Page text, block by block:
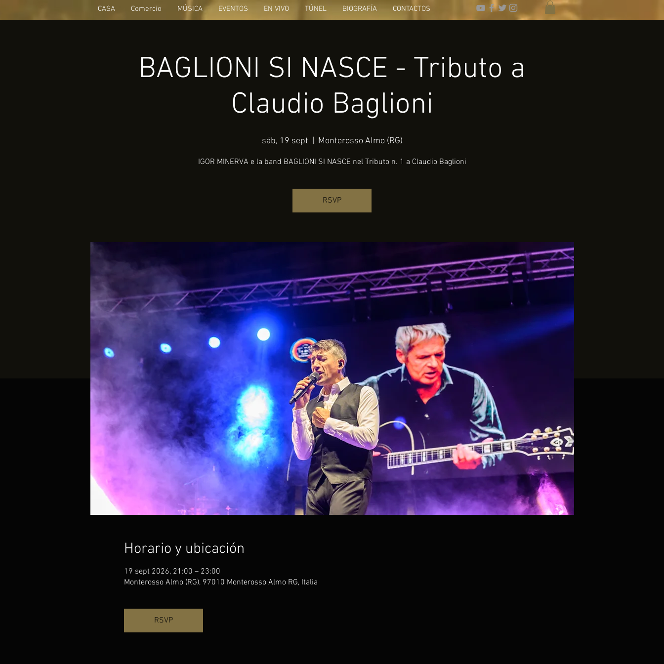
CASA Comercio MÚSICA EVENTOS EN VIVO TÚNEL BIOGRAFÍA CONTACTOS
BAGLIONI SI NASCE - Tributo a
Claudio Baglioni
sáb, 19 sept
  |
Monterosso Almo (RG)
IGOR MINERVA e la band BAGLIONI SI NASCE nel Tributo n. 1 a Claudio Baglioni
RSVP
Horario y ubicación
19 sept 2026, 21:00 – 23:00
Monterosso Almo (RG), 97010 Monterosso Almo RG, Italia
RSVP